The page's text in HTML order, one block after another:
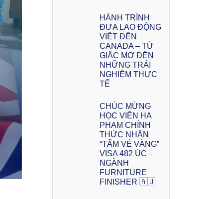
HÀNH TRÌNH
ĐƯA LAO ĐỘNG
VIỆT ĐẾN
CANADA – TỪ
GIẤC MƠ ĐẾN
NHỮNG TRẢI
NGHIỆM THỰC
TẾ
CHÚC MỪNG
HỌC VIÊN HA
PHAM CHÍNH
THỨC NHẬN
“TẤM VÉ VÀNG”
VISA 482 ÚC –
NGÀNH
FURNITURE
FINISHER 🇦🇺